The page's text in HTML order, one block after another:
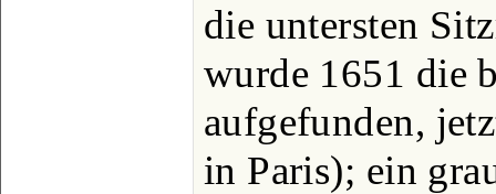
die untersten
wurde 1651 die
aufgefunden,
in Paris); ein